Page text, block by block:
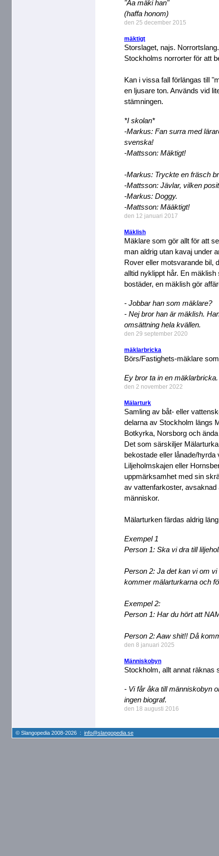
"Aa mäki han"
(haffa honom)
den 25 december 2015
mäktigt
Storslaget, najs.
Stockholms norrorter för att
Kan i vissa fall förlängas till
en ljusare ton. Används vid
stämningen.
*I skolan*
-Markus: Fan surra med
svenska!
-Mattsson: Mäktigt!
-Markus: Tryckte en fräsch
-Mattsson: Jävlar, vilken
-Markus: Doggy.
-Mattsson: Määktigt!
den 12 januari 2017
Mäklish
Mäklare som gör allt för att
man aldrig utan kavaj under
Rover eller motsvarande bil,
alltid nyklippt hår. En
bostäder, en mäklish gör
- Jobbar han som mäklare?
- Nej bror han är mäklish.
omsättning hela kvällen.
den 29 september 2020
mäklarbricka
Börs/Fastighets-mäklare
Ey bror ta in en mäklarbricka.
den 2 november 2022
Mälarturk
Samling av båt- eller
delarna av Stockholm längs
Botkyrka, Norsborg och
Det som särskiljer
bekostade eller lånade/
Liljeholmskajen eller
uppmärksamhet med sin
av vattenfarkoster,
människor.
Mälarturken färdas aldrig
Exempel 1
Person 1: Ska vi dra till
Person 2: Ja det kan vi om
kommer mälarturkarna och
Exempel 2:
Person 1: Har du hört att
Person 2: Aaw shit!! Då
den 8 januari 2025
Människobyn
Stockholm, allt annat räknas
- Vi får åka till människobyn
ingen biograf.
den 18 augusti 2016
© Slangopedia 2008-2026 : info@slangopedia.se